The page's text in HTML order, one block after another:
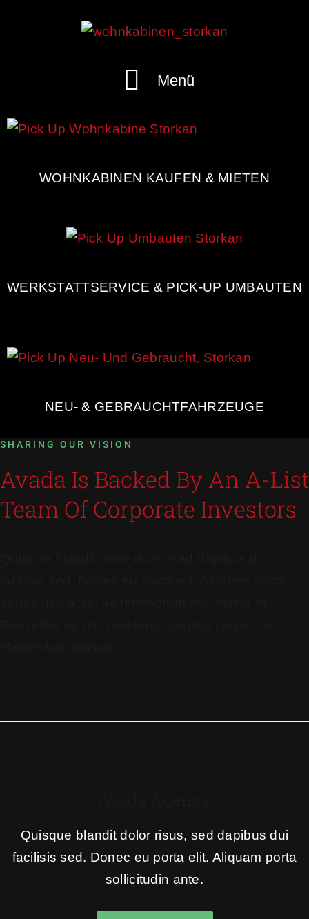
Menü
WOHNKABINEN KAUFEN & MIETEN
WERKSTATTSERVICE & PICK-UP UMBAUTEN
NEU- & GEBRAUCHTFAHRZEUGE
SHARING OUR VISION
Avada Is Backed By An A-List
Team Of Corporate Investors
Quisque blandit dolor risus, sed dapibus dui
facilisis sed. Donec eu porta elit. Aliquam porta
sollicitudin ante.